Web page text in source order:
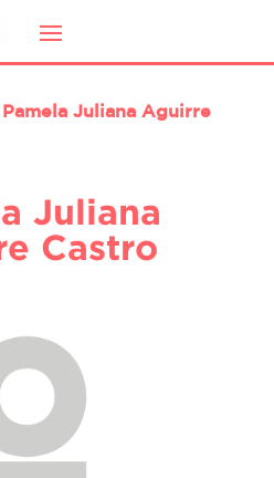
Pamela Juliana Aguirre
Juliana
Castro